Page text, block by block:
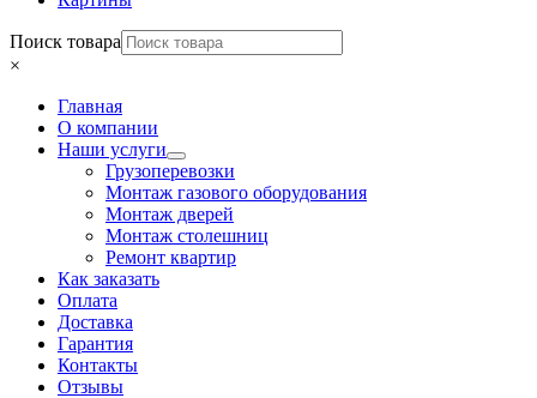
Поиск товара
×
Главная
О компании
Наши услуги
Грузоперевозки
Монтаж газового оборудования
Монтаж дверей
Монтаж столешниц
Ремонт квартир
Как заказать
Оплата
Доставка
Гарантия
Контакты
Отзывы